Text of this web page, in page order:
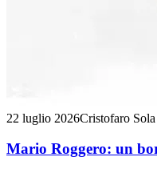
22 luglio 2026Cristofaro Sola
Mario Roggero: un